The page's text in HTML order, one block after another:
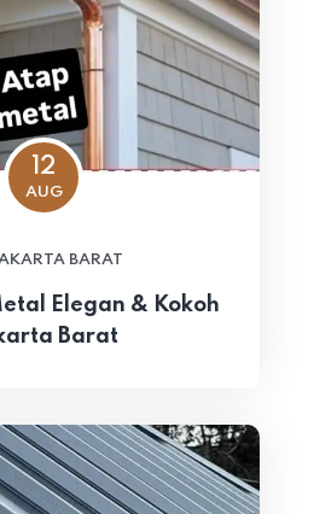
12
AUG
BARAT
Elegan & Kokoh
Barat